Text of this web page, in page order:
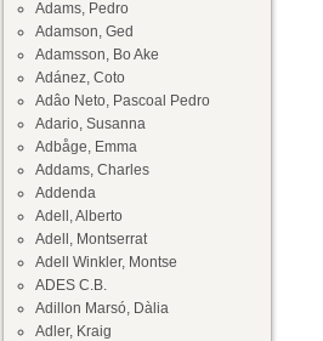
Adams, Pedro
Adamson, Ged
Adamsson, Bo Ake
Adánez, Coto
Adâo Neto, Pascoal Pedro
Adario, Susanna
Adbåge, Emma
Addams, Charles
Addenda
Adell, Alberto
Adell, Montserrat
Adell Winkler, Montse
ADES C.B.
Adillon Marsó, Dàlia
Adler, Kraig